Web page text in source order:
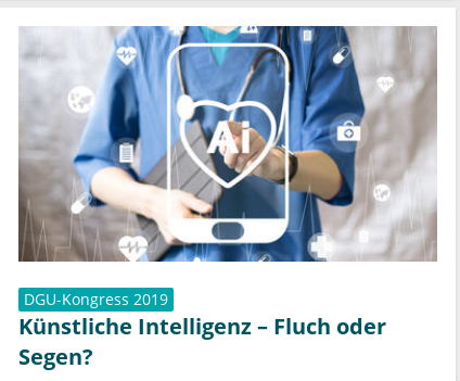
DGU-Kongress 2019
Künstliche Intelligenz – Fluch oder
Segen?